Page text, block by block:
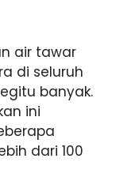
air tawar
di seluruh
banyak.
ini
dari 100